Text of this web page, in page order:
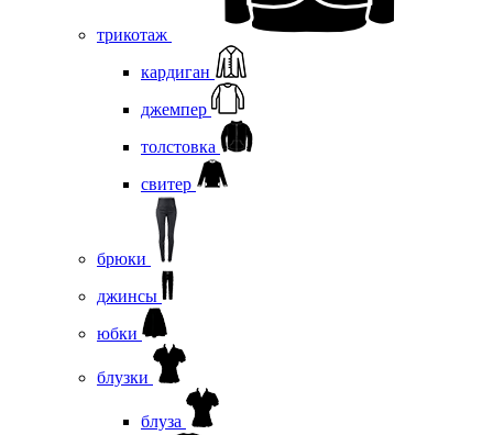
трикотаж
кардиган
джемпер
толстовка
свитер
брюки
джинсы
юбки
блузки
блуза